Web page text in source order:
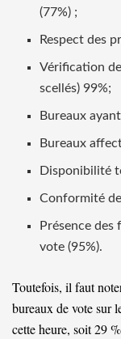
(77%) ;
Respect des
Vérification
scellés) 99%;
Bureaux
Bureaux
Disponibilité
Conformité
Présence des
vote (95%).
Toutefois, il faut
bureaux de vote sur
cette heure, soit 29